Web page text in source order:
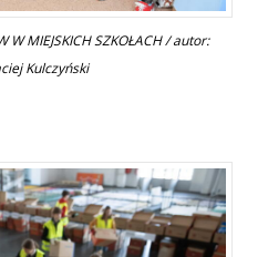
W MIEJSKICH SZKOŁACH / autor:
Kulczyński